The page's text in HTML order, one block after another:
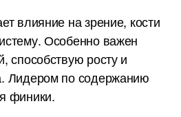
влияние на зрение, кости
Особенно важен
способствую росту и
Лидером по содержанию
финики.